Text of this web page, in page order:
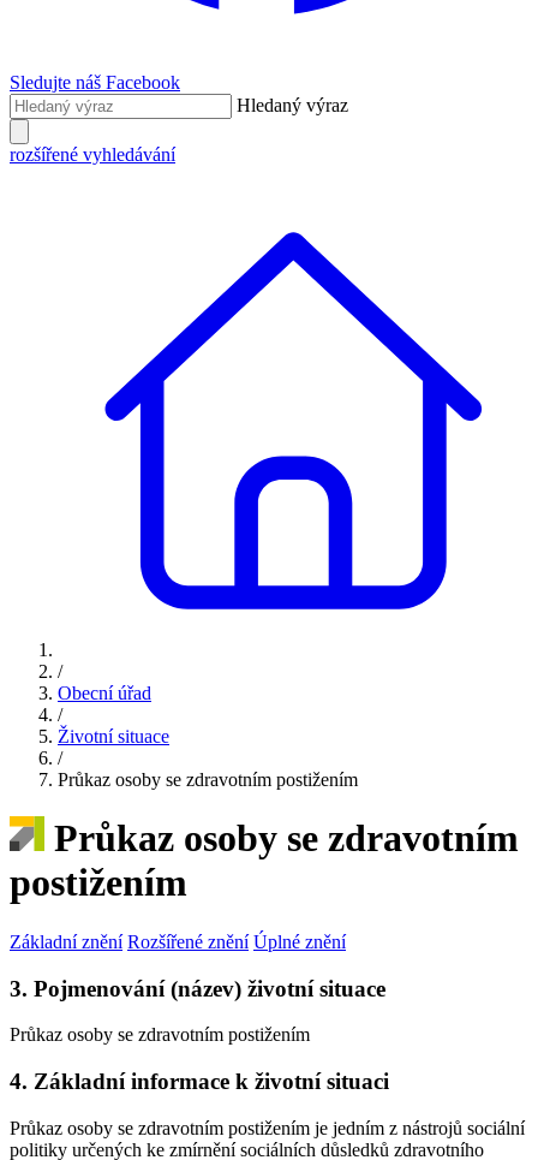
Sledujte náš Facebook
Hledaný výraz
rozšířené vyhledávání
/
Obecní úřad
/
Životní situace
/
Průkaz osoby se zdravotním postižením
Průkaz osoby se zdravotním
postižením
Základní znění Rozšířené znění Úplné znění
3. Pojmenování (název) životní situace
Průkaz osoby se zdravotním postižením
4. Základní informace k životní situaci
Průkaz osoby se zdravotním postižením je jedním z nástrojů sociální
politiky určených ke zmírnění sociálních důsledků zdravotního